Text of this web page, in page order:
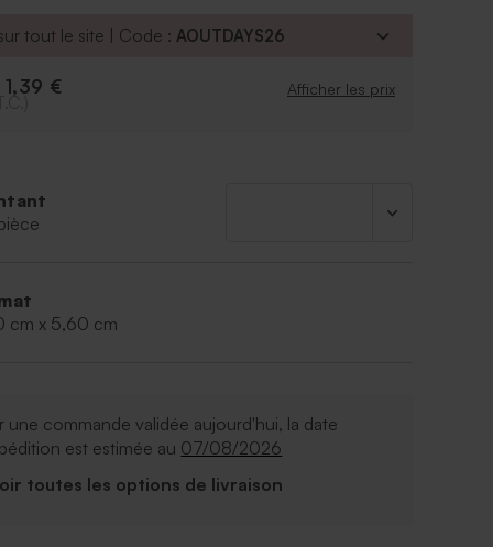
tout le site | Code :AOUTDAYS26
1,39 € Afficher les prix
cm x 5,60 cm
une commande validée aujourd'hui, la date
est estimée au 07/08/2026
toutes les options de livraison